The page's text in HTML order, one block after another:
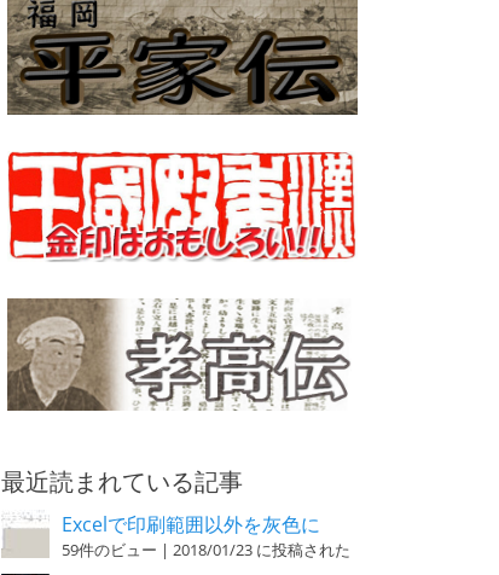
最近読まれている記事
Excelで印刷範囲以外を灰色に
59件のビュー | 2018/01/23 に投稿された